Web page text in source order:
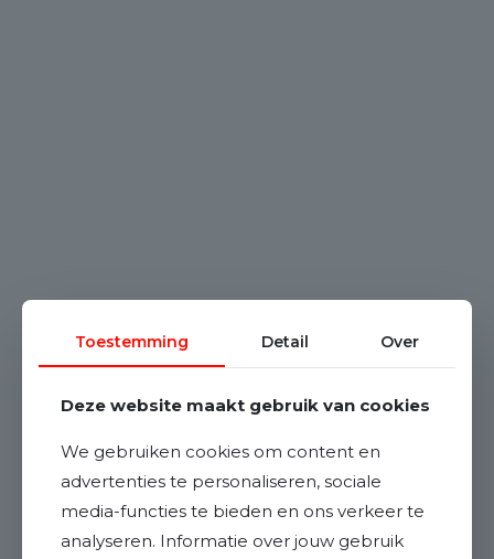
Toestemming Detail Over
Deze website maakt gebruik van cookies
We gebruiken cookies om content en
advertenties te personaliseren, sociale
media-functies te bieden en ons verkeer te
analyseren. Informatie over jouw gebruik